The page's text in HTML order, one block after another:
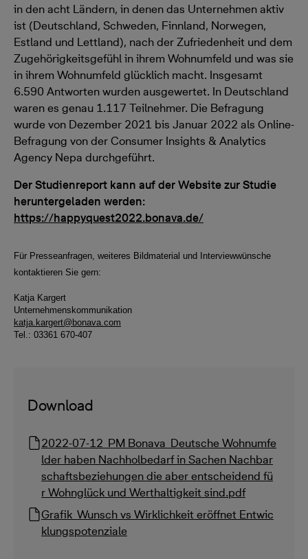
in den acht Ländern, in denen das Unternehmen aktiv
ist (Deutschland, Schweden, Finnland, Norwegen,
Estland und Lettland), nach der Zufriedenheit und dem
Zugehörigkeitsgefühl in ihrem Wohnumfeld und was sie
in ihrem Wohnumfeld glücklich macht. Insgesamt
6.590 Antworten wurden ausgewertet. In Deutschland
waren es genau 1.117 Teilnehmer. Die Befragung
wurde von Dezember 2021 bis Januar 2022 als Online-
Befragung von der Consumer Insights & Analytics
Agency Nepa durchgeführt.
Der Studienreport kann auf der Website zur Studie
heruntergeladen werden:
https://happyquest2022.bonava.de/
Für Presseanfragen, weiteres Bildmaterial und Interviewwünsche
kontaktieren Sie gern:
Katja Kargert
Unternehmenskommunikation
katja.kargert@bonava.com
Tel.: 03361 670-407
Download
2022-07-12_PM Bonava_Deutsche Wohnumfe
lder haben Nachholbedarf in Sachen Nachbar
schaftsbeziehungen die aber entscheidend fü
r Wohnglück und Werthaltigkeit sind.pdf
Grafik_Wunsch vs Wirklichkeit eröffnet Entwic
klungspotenziale